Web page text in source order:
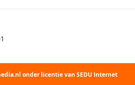
onder licentie van SEDU Internet